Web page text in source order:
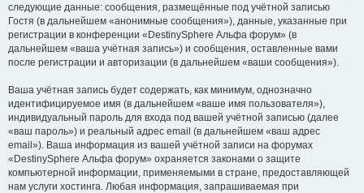
следующие данные: сообщения, размещённые под учётной записью
Гостя (в дальнейшем «анонимные сообщения»), данные, указанные при
регистрации в конференции «DestinySphere Альфа форум» (в
дальнейшем «ваша учётная запись») и сообщения, оставленные вами
после регистрации и авторизации (в дальнейшем «ваши сообщения»).
Ваша учётная запись будет содержать, как минимум, однозначно
идентифицируемое имя (в дальнейшем «ваше имя пользователя»),
индивидуальный пароль для входа под вашей учётной записью (далее
«ваш пароль») и реальный адрес email (в дальнейшем «ваш адрес
email»). Ваша информация из вашей учётной записи на форумах
«DestinySphere Альфа форум» охраняется законами о защите
компьютерной информации, применяемыми в стране, предоставляющей
нам услуги хостинга. Любая информация, запрашиваемая при